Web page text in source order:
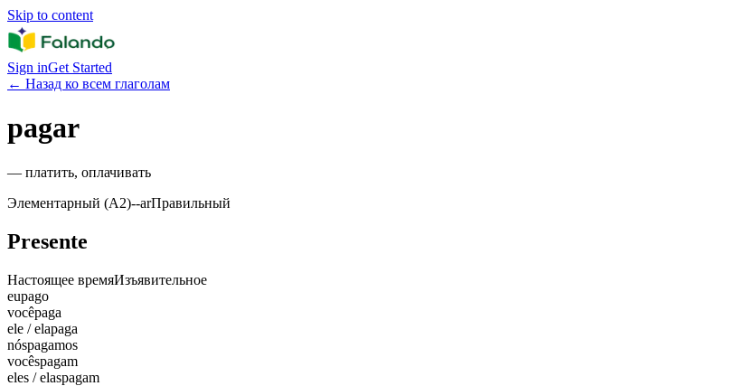
Skip to content
Sign inGet Started
← Назад ко всем глаголам
pagar
— платить, оплачивать
Элементарный (A2)--arПравильный
Presente
Настоящее времяИзъявительное
eupago
vocêpaga
ele / elapaga
nóspagamos
vocêspagam
eles / elaspagam